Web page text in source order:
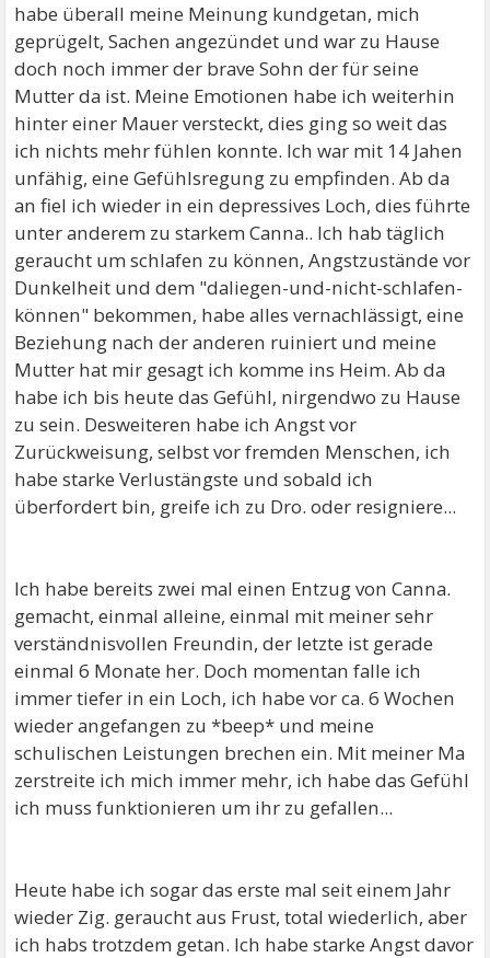
habe überall meine Meinung kundgetan, mich
geprügelt, Sachen angezündet und war zu Hause
doch noch immer der brave Sohn der für seine
Mutter da ist. Meine Emotionen habe ich weiterhin
hinter einer Mauer versteckt, dies ging so weit das
ich nichts mehr fühlen konnte. Ich war mit 14 Jahen
unfähig, eine Gefühlsregung zu empfinden. Ab da
an fiel ich wieder in ein depressives Loch, dies führte
unter anderem zu starkem Canna.. Ich hab täglich
geraucht um schlafen zu können, Angstzustände vor
Dunkelheit und dem "daliegen-und-nicht-schlafen-
können" bekommen, habe alles vernachlässigt, eine
Beziehung nach der anderen ruiniert und meine
Mutter hat mir gesagt ich komme ins Heim. Ab da
habe ich bis heute das Gefühl, nirgendwo zu Hause
zu sein. Desweiteren habe ich Angst vor
Zurückweisung, selbst vor fremden Menschen, ich
habe starke Verlustängste und sobald ich
überfordert bin, greife ich zu Dro. oder resigniere...
Ich habe bereits zwei mal einen Entzug von Canna.
gemacht, einmal alleine, einmal mit meiner sehr
verständnisvollen Freundin, der letzte ist gerade
einmal 6 Monate her. Doch momentan falle ich
immer tiefer in ein Loch, ich habe vor ca. 6 Wochen
wieder angefangen zu *beep* und meine
schulischen Leistungen brechen ein. Mit meiner Ma
zerstreite ich mich immer mehr, ich habe das Gefühl
ich muss funktionieren um ihr zu gefallen...
Heute habe ich sogar das erste mal seit einem Jahr
wieder Zig. geraucht aus Frust, total wiederlich, aber
ich habs trotzdem getan. Ich habe starke Angst davor